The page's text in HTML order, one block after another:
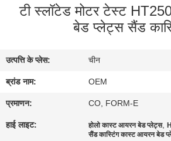
भ्रमण
नियंत्रण
संपर्क
करें
टी स्लॉटेड मोटर टेस्ट
बेड प्लेट्स सैंड
उत्पत्ति के प्लेस: चीन
ब्रांड नाम: OEM
प्रमाणन: CO, FORM-E
हाई लाइट: होलो कास्ट आयरन बेड प्लेट्स,
सैंड कास्टिंग कास्ट आयरन बेड